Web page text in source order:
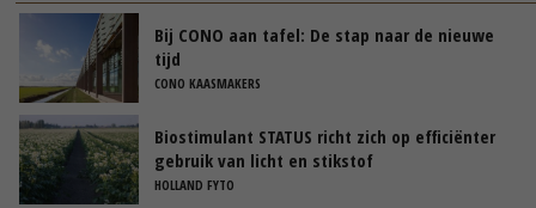
Bij CONO aan tafel: De stap naar de nieuwe
tijd
CONO KAASMAKERS
Biostimulant STATUS richt zich op efficiënter
gebruik van licht en stikstof
HOLLAND FYTO